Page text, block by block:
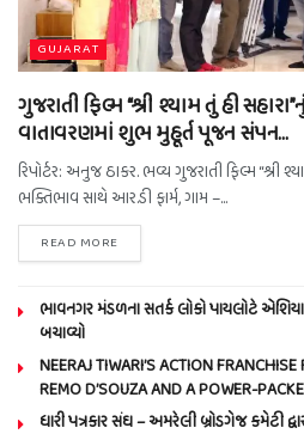
GUJARAT
ગુજરાતી ફિલ્મ “શ્રી શ્યામ તું હી
વાતાવરણમાં શુભ મુહૂર્ત પૂજન સંપન…
રિપોર્ટર: અનુજ ઠાકર. ભવ્ય ગુજરાતી ફિલ્મ “શ્રી
ભક્તિભાવ સાથે આર.ડી ફાર્મ, ગામ –...
READ MORE
ભાવનગર મંડળના સતર્ક લોકો પાયલોટે
બચાવ્યો
NEERAJ TIWARI’S ACTION
REMO D’SOUZA AND A POWER-
ધારી પત્રકાર સંઘ – અમરેલી બ્રોડગેજ કમેટી